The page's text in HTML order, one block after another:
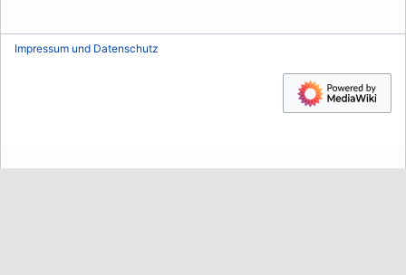
Impressum und Datenschutz